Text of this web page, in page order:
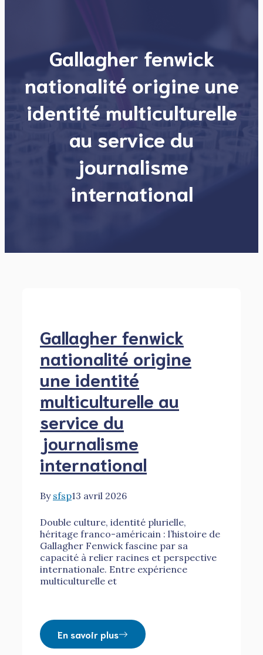
Gallagher fenwick
nationalité origine une
identité multiculturelle
au service du
journalisme
international
Gallagher fenwick
nationalité origine
une identité
multiculturelle au
service du
journalisme
international
By sfsp13 avril 2026
Double culture, identité plurielle,
héritage franco-américain : l’histoire de
Gallagher Fenwick fascine par sa
capacité à relier racines et perspective
internationale. Entre expérience
multiculturelle et
En savoir plus